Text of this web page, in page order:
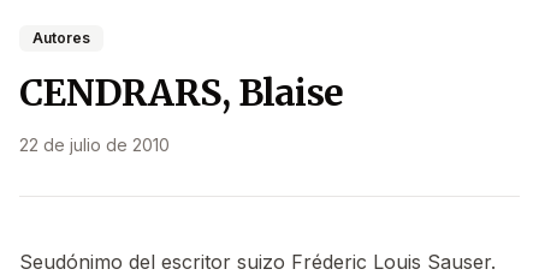
Autores
CENDRARS, Blaise
22 de julio de 2010
Seudónimo del escritor suizo Fréderic Louis Sauser.